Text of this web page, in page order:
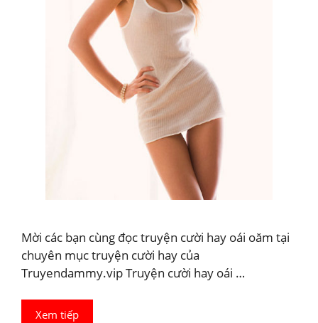
Mời các bạn cùng đọc truyện cười hay oái oăm tại
chuyên mục truyện cười hay của
Truyendammy.vip Truyện cười hay oái …
Xem tiếp